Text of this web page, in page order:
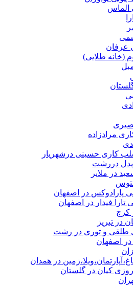
(خانه طلایی)
مرادزاده
کاری حسینی درشهریار
دررشت
در ملایر
پارادوکس در اصفهان
فیدار در اصفهان
در تبریز
طلقی و توری در رشت
اصفهان
در همدان
کیان در گلستان